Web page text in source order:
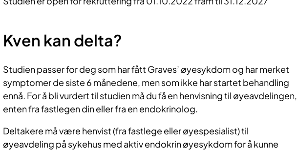
Kven kan delta?
Studien passer for deg som har fått Graves’ øyesykdom og har merket
symptomer de siste 6 månedene, men som ikke har startet behandling
ennå. For å bli vurdert til studien må du få en henvisning til øyeavdelingen,
enten fra fastlegen din eller fra en endokrinolog.
Deltakere må være henvist (fra fastlege eller øyespesialist) til
øyeavdeling på sykehus med aktiv endokrin øyesykdom for å kunne